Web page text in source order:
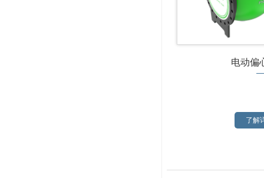
电动偏
了解